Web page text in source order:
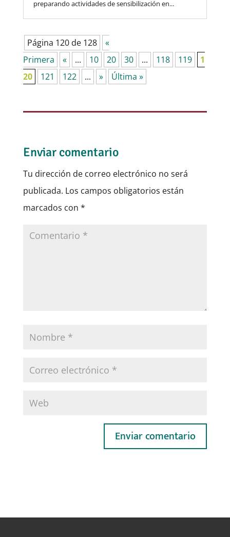
preparando actividades de sensibilización en...
Página 120 de 128
«
Primera
« ... 10 20 30 ... 118 119
1
20
121 122 ... » Última »
Enviar comentario
Tu dirección de correo electrónico no será
publicada. Los campos obligatorios están
marcados con *